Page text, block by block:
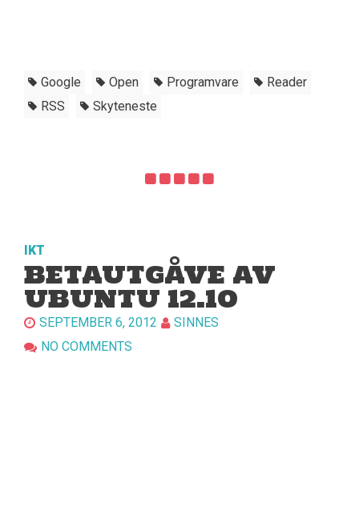
Google Open Programvare
Reader
RSS
Skyteneste
IKT
BETAUTGÅVE AV
UBUNTU 12.10
SEPTEMBER 6, 2012
SINNES
NO COMMENTS